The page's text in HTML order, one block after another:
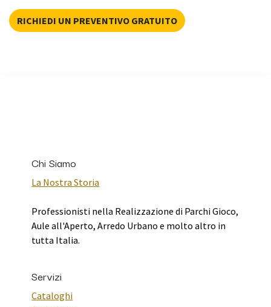
RICHIEDI UN PREVENTIVO GRATUITO
Chi Siamo
La Nostra Storia
Professionisti nella Realizzazione di Parchi Gioco,
Aule all'Aperto, Arredo Urbano e molto altro in
tutta Italia.
Servizi
Cataloghi